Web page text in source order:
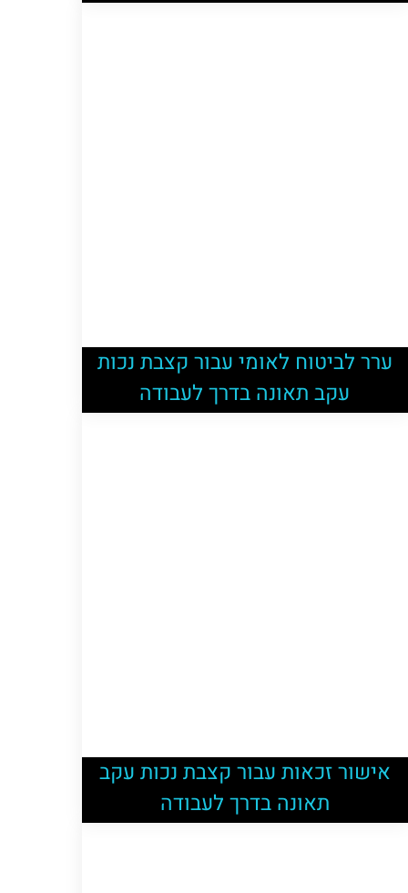
ערר לביטוח לאומי עבור קצבת נכות
עקב תאונה בדרך לעבודה
אישור זכאות עבור קצבת נכות עקב
תאונה בדרך לעבודה